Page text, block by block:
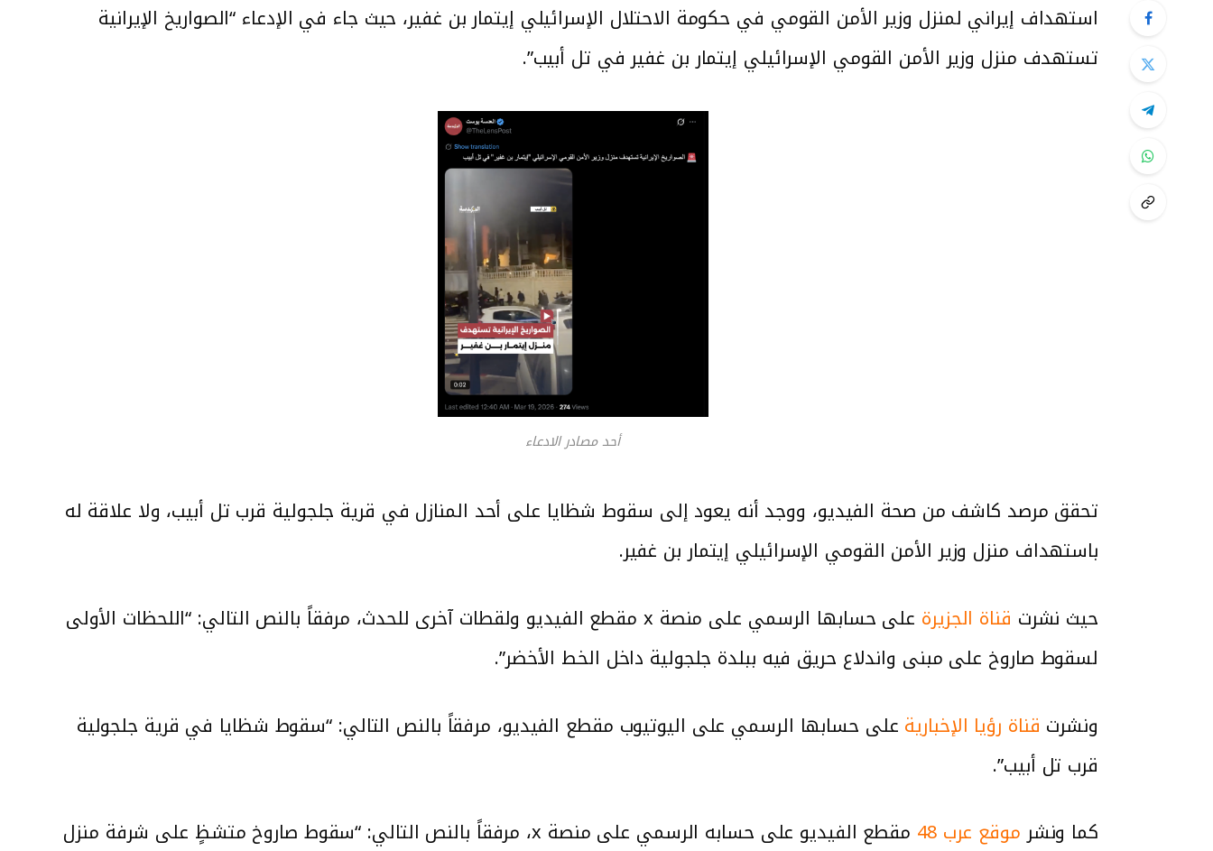
استهداف إيراني لمنزل وزير الأمن القومي في حكومة الاحتلال الإسرائيلي إيتمار بن غفير، حيث جاء في الإدعاء “الصواريخ الإيرانية
تستهدف منزل وزير الأمن القومي الإسرائيلي إيتمار بن غفير في تل أبيب”.
أحد مصادر الادعاء
تحقق مرصد كاشف من صحة الفيديو، ووجد أنه يعود إلى سقوط شظايا على أحد المنازل في قرية جلجولية قرب تل أبيب، ولا علاقة له
باستهداف منزل وزير الأمن القومي الإسرائيلي إيتمار بن غفير.
حيث نشرت قناة الجزيرة
على حسابها الرسمي على منصة x مقطع الفيديو ولقطات آخرى للحدث، مرفقاً بالنص التالي: “اللحظات الأولى
لسقوط صاروخ على مبنى واندلاع حريق فيه ببلدة جلجولية داخل الخط الأخضر”.
ونشرت قناة رؤيا الإخبارية على حسابها الرسمي على اليوتيوب مقطع الفيديو، مرفقاً بالنص التالي: “سقوط شظايا في قرية جلجولية
قرب تل أبيب”.
كما ونشرموقع عرب 48
مقطع الفيديو على حسابه الرسمي على منصة x، مرفقاً بالنص التالي: “سقوط صاروخ متشظٍ على شرفة منزل